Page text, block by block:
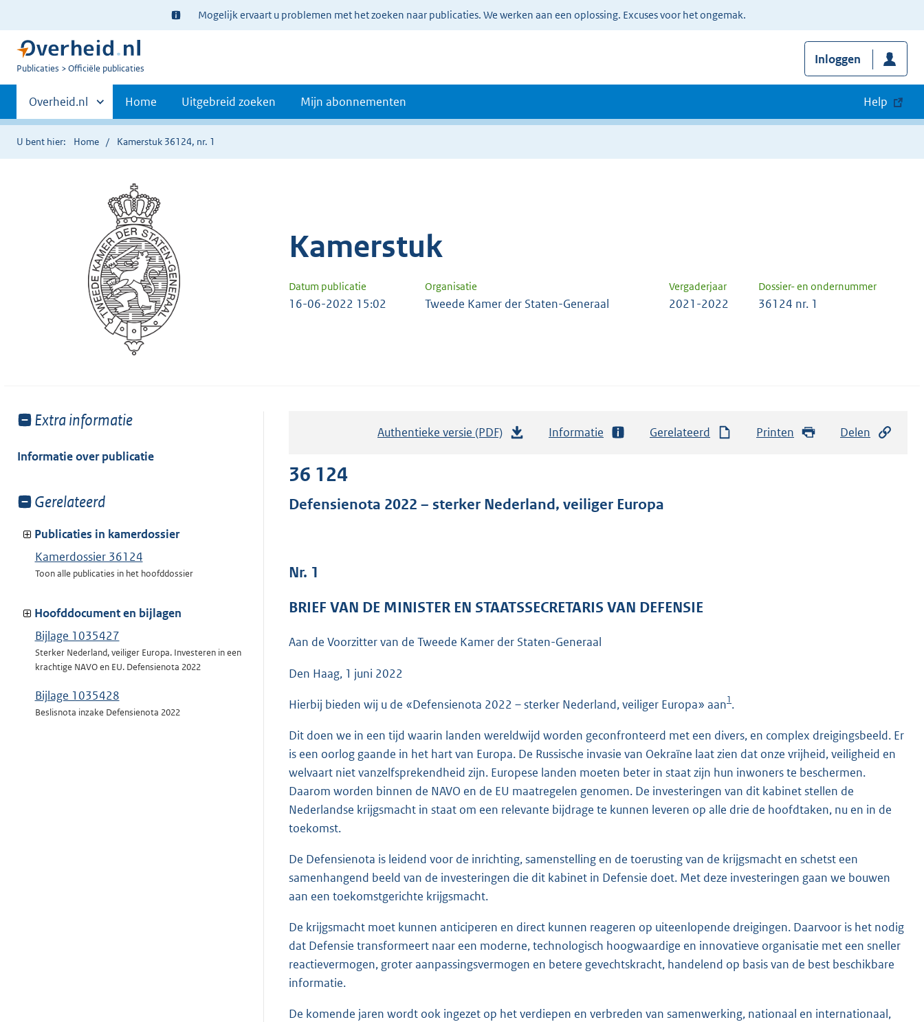
Ter
informatie:
Mogelijk ervaart u problemen met het zoeken naar publicaties. We werken aan een oplossing. Excuses voor het ongemak.
U
Publicaties Officiële publicaties
Inloggen
Primaire
navigatie
Andere
sites
binnen
Overheid.nl Home Uitgebreid zoeken Mijn abonnementen Help
U bent hier: Home Kamerstuk 36124, nr. 1
Kamerstuk
Datum publicatie Organisatie Vergaderjaar Dossier- en ondernummer
16-06-2022 15:02 Tweede Kamer der Staten-Generaal 2021-2022 36124 nr. 1
Toon
van:
Extra informatie
Informatie over publicatie
Toon
van:
Gerelateerd
Publicaties in kamerdossier
Kamerdossier 36124
Toon alle publicaties in het hoofddossier
Hoofddocument en bijlagen
Bijlage 1035427
Sterker Nederland, veiliger Europa. Investeren in een
krachtige NAVO en EU. Defensienota 2022
Bijlage 1035428
Beslisnota inzake Defensienota 2022
Authentieke versie (PDF)
a
r
o
:
b
Informatie Gerelateerd Printen Delen
36 124
Defensienota 2022 – sterker Nederland, veiliger Europa
Nr. 1
BRIEF VAN DE MINISTER EN STAATSSECRETARIS VAN DEFENSIE
Aan de Voorzitter van de Tweede Kamer der Staten-Generaal
Den Haag, 1 juni 2022
Hierbij bieden wij u de «Defensienota 2022 – sterker Nederland, veiliger Europa» aan1.
Dit doen we in een tijd waarin landen wereldwijd worden geconfronteerd met een divers, en complex dreigingsbeeld. Er
is een oorlog gaande in het hart van Europa. De Russische invasie van Oekraïne laat zien dat onze vrijheid, veiligheid en
welvaart niet vanzelfsprekendheid zijn. Europese landen moeten beter in staat zijn hun inwoners te beschermen.
Daarom worden binnen de NAVO en de EU maatregelen genomen. De investeringen van dit kabinet stellen de
Nederlandse krijgsmacht in staat om een relevante bijdrage te kunnen leveren op alle drie de hoofdtaken, nu en in de
toekomst.
De Defensienota is leidend voor de inrichting, samenstelling en de toerusting van de krijgsmacht en schetst een
samenhangend beeld van de investeringen die dit kabinet in Defensie doet. Met deze investeringen gaan we bouwen
aan een toekomstgerichte krijgsmacht.
De krijgsmacht moet kunnen anticiperen en direct kunnen reageren op uiteenlopende dreigingen. Daarvoor is het nodig
dat Defensie transformeert naar een moderne, technologisch hoogwaardige en innovatieve organisatie met een sneller
reactievermogen, groter aanpassingsvermogen en betere gevechtskracht, handelend op basis van de best beschikbare
informatie.
De komende jaren wordt ook ingezet op het verdiepen en verbreden van samenwerking, nationaal en internationaal,